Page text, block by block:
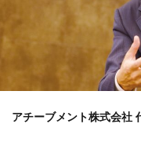
アチーブメント株式会
組織力 目標設
人材育成
自己管